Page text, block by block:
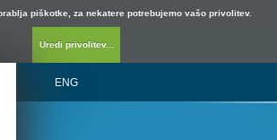
piškotke, za nekatere potrebujemo vašo privolitev.
Uredi privolitev...
ENG